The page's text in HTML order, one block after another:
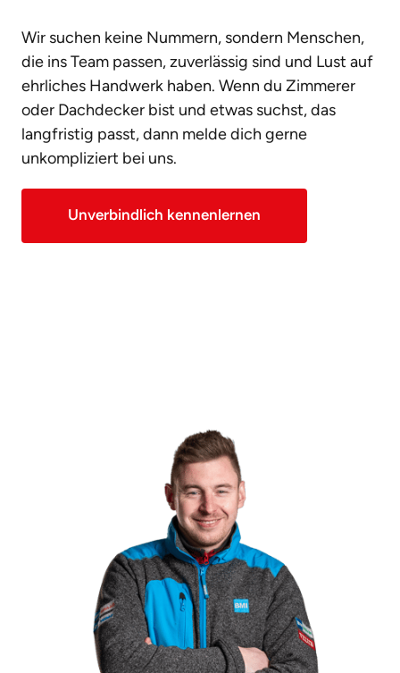
Wir suchen keine Nummern, sondern Menschen,
die ins Team passen, zuverlässig sind und Lust auf
ehrliches Handwerk haben. Wenn du Zimmerer
oder Dachdecker bist und etwas suchst, das
langfristig passt, dann melde dich gerne
unkompliziert bei uns.
Unverbindlich kennenlernen